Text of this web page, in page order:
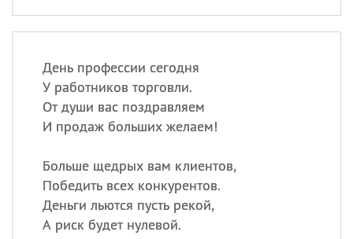
День профессии сегодня
У работников торговли.
От души вас поздравляем
И продаж больших желаем!
Больше щедрых вам клиентов,
Победить всех конкурентов.
Деньги льются пусть рекой,
А риск будет нулевой.